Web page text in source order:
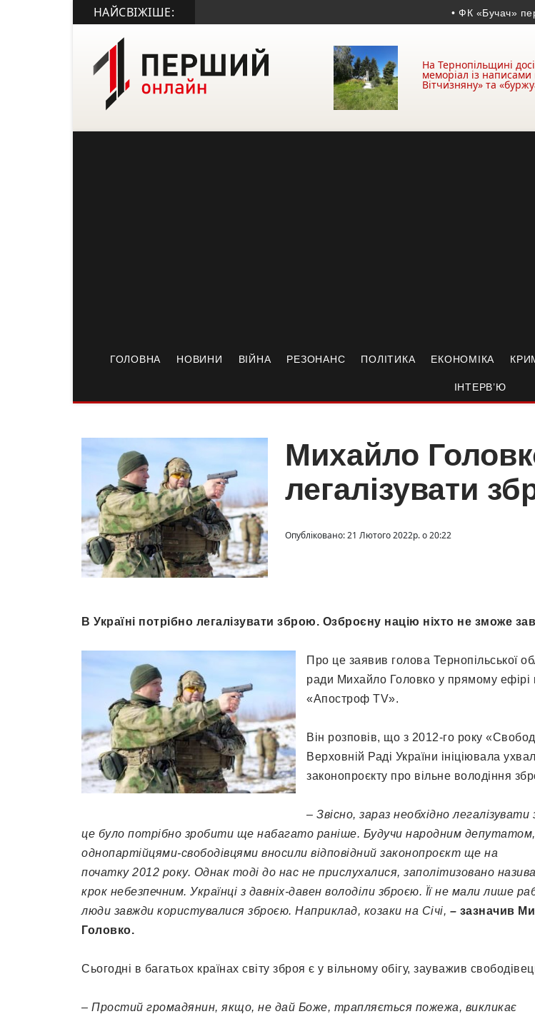
НАЙСВІЖІШЕ: • ФК «Бучач» переміг
На Тернопільщині
меморіал із
Вітчизняну» та
ГОЛОВНА НОВИНИ ВІЙНА РЕЗОНАНС ПОЛІТИКА ЕКОНОМІКА
ІНТЕРВ’Ю
Михайло
легалізувати
Опубліковано: 21 Лютого 2022р. о 20:22
В Україні потрібно легалізувати зброю. Озброєну націю ніхто не зможе
Про це заявив голова Тернопільської
ради Михайло Головко у прямому ефірі
«Апостроф TV».
Він розповів, що з 2012-го року
Верховній Раді України ініціювала
законопроєкту про вільне володіння
– Звісно, зараз необхідно легалізувати
це було потрібно зробити ще набагато раніше. Будучи народним
однопартійцями-свободівцями вносили відповідний законопроєкт ще на
початку 2012 року. Однак тоді до нас не прислухалися, заполітизовано
крок небезпечним. Українці з давніх-давен володіли зброєю. Її не мали лише
люди завжди користувалися зброєю. Наприклад, козаки на Січі, – зазначив
Головко.
Сьогодні в багатьох країнах світу зброя є у вільному обігу, зауважив
– Простий громадянин, якщо, не дай Боже, трапляється пожежа, викликає